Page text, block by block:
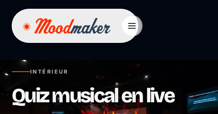
INTÉRIEUR
Quiz musical en live